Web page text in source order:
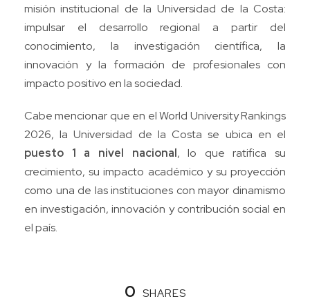
misión institucional de la Universidad de la Costa:
impulsar el desarrollo regional a partir del
conocimiento, la investigación científica, la
innovación y la formación de profesionales con
impacto positivo en la sociedad.
Cabe mencionar que en el World University Rankings
2026, la Universidad de la Costa se ubica en el
puesto 1 a nivel nacional, lo que ratifica su
crecimiento, su impacto académico y su proyección
como una de las instituciones con mayor dinamismo
en investigación, innovación y contribución social en
el país.
0 SHARES